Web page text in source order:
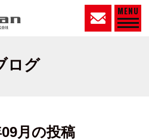
MENU
ログ
月の投稿